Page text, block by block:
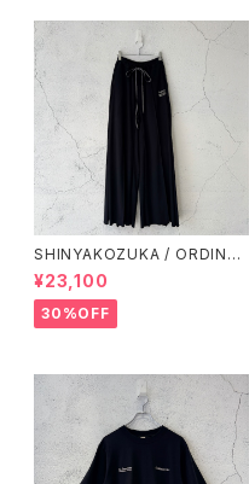
SHINYAKOZUKA / ORDINAR
Y HOME PANTALON(ISSUE
#8) / BLACK
¥23,100
30%OFF